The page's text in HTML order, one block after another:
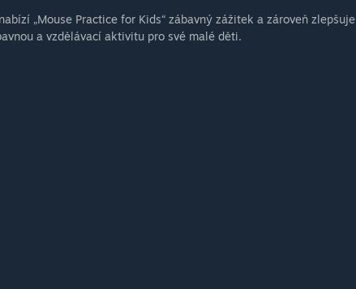
„Mouse Practice for Kids“ zábavný zážitek a zároveň zlepšuje
a vzdělávací aktivitu pro své malé děti.